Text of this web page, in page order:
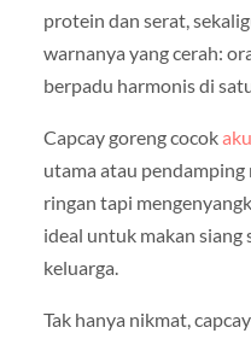
protein dan serat,
warnanya yang cerah:
berpadu harmonis di
Capcay goreng cocok
utama atau pendamping
ringan tapi
ideal untuk makan siang
keluarga.
Tak hanya nikmat,